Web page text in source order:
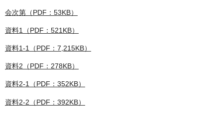
会次第（PDF：53KB）
資料1（PDF：521KB）
資料1-1（PDF：7,215KB）
資料2（PDF：278KB）
資料2-1（PDF：352KB）
資料2-2（PDF：392KB）